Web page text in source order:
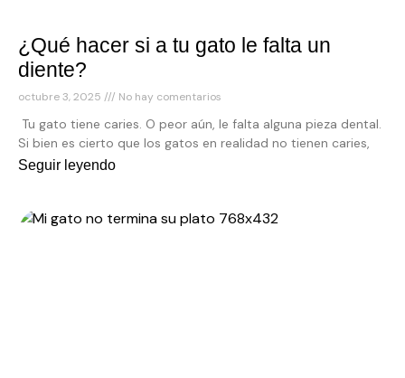
¿Qué hacer si a tu gato le falta un
diente?
octubre 3, 2025 No hay comentarios
Tu gato tiene caries. O peor aún, le falta alguna pieza dental.
Si bien es cierto que los gatos en realidad no tienen caries,
Seguir leyendo